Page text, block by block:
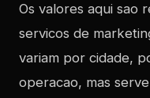
Os valores aqui sao
servicos de
variam por cidade,
operacao, mas